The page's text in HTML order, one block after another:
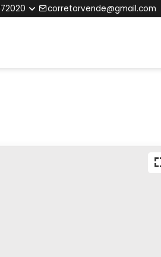
corretorvende@gmail.com